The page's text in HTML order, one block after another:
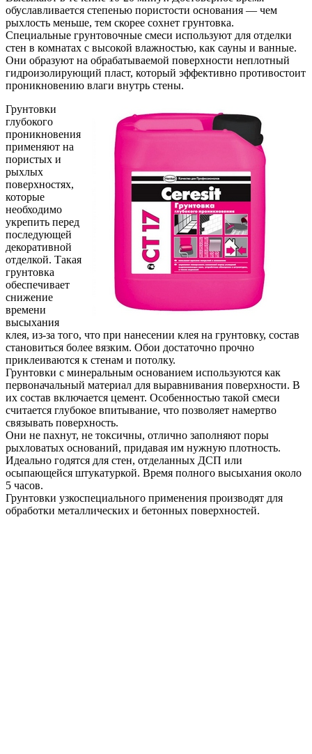
обуславливается степенью пористости основания — чем
рыхлость меньше, тем скорее сохнет грунтовка.
Специальные грунтовочные смеси используют для отделки
стен в комнатах с высокой влажностью, как сауны и ванные.
Они образуют на обрабатываемой поверхности неплотный
гидроизолирующий пласт, который эффективно противостоит
проникновению влаги внутрь стены.
Грунтовки
глубокого
проникновения
применяют на
пористых и
рыхлых
поверхностях,
которые
необходимо
укрепить перед
последующей
декоративной
отделкой. Такая
грунтовка
обеспечивает
снижение
времени
высыхания
клея, из-за того, что при нанесении клея на грунтовку, состав
становиться более вязким. Обои достаточно прочно
приклеиваются к стенам и потолку.
Грунтовки с минеральным основанием используются как
первоначальный материал для выравнивания поверхности. В
их состав включается цемент. Особенностью такой смеси
считается глубокое впитывание, что позволяет намертво
связывать поверхность.
Они не пахнут, не токсичны, отлично заполняют поры
рыхловатых оснований, придавая им нужную плотность.
Идеально годятся для стен, отделанных ДСП или
осыпающейся штукатуркой. Время полного высыхания около
5 часов.
Грунтовки узкоспециального применения производят для
обработки металлических и бетонных поверхностей.